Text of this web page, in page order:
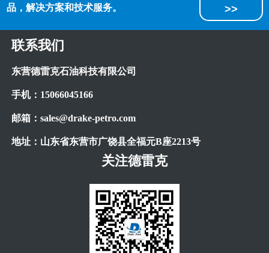
品，解决方案和技术服务。
>>
联系我们
东营德雷克石油科技有限公司
手机： 15066045166
邮箱：sales@drake-petro.com
地址：山东省东营市广饶县全福元B座2213号
关注德雷克